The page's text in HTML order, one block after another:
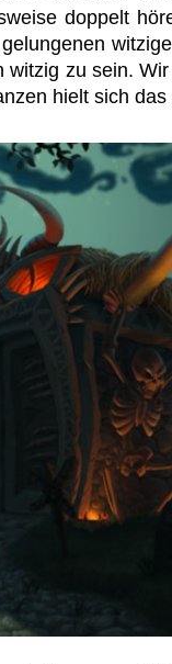
doppelt
witzig zu sein.
hielt sich